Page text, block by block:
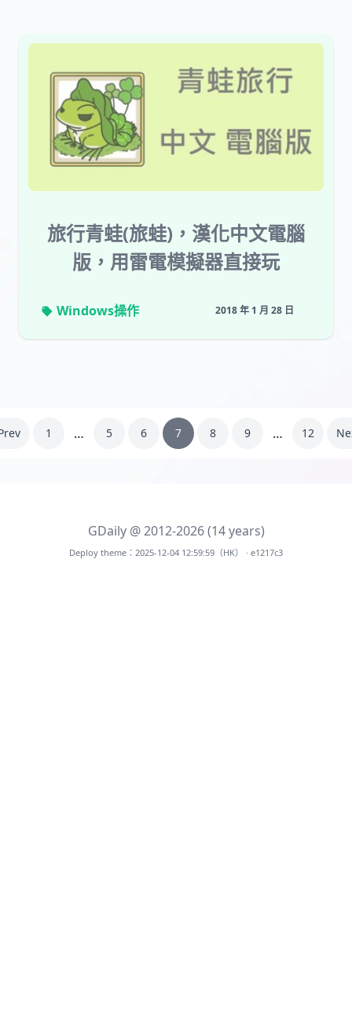
旅行青蛙(旅蛙)，漢化中文電腦
版，用雷電模擬器直接玩
Windows操作 2018 年 1 月 28 日
1 … 5 6 7 8 9 … 12
GDaily @ 2012-2026 (14 years)
Deploy theme：2025-12-04 12:59:59（HK） · e1217c3